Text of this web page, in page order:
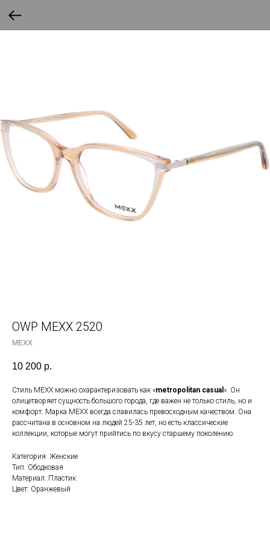
OWP MEXX 2520
MEXX
10 200 р.
Стиль MEXX можно охарактеризовать как «metropolitan casual ». Он
олицетворяет сущность большого города, где важен не только стиль, но и
комфорт. Марка MEXX всегда славилась превосходным качеством. Она
рассчитана в основном на людей 25-35 лет, но есть классические
коллекции, которые могут прийтись по вкусу старшему поколению.
Категория: Женские
Тип: Ободковая
Материал: Пластик
Цвет: Оранжевый